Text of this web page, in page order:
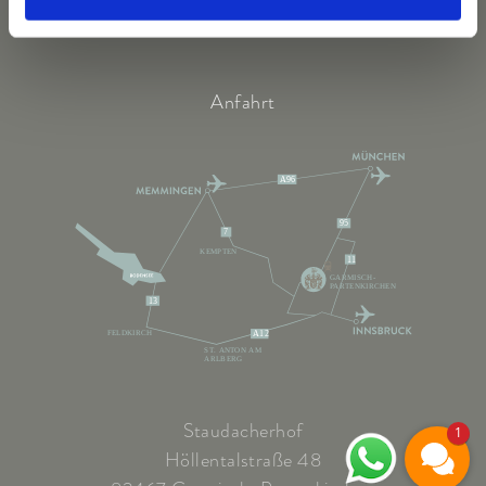
Anfahrt
A96
95
11
7
A12
13
KEMPTEN
ST. ANTON AM
ARLBERG
FELDKIRCH
GARMISCH-
PARTENKIRCHEN
Staudacherhof
Höllentalstraße 48
1